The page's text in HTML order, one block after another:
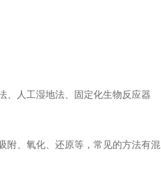
人工湿地法、固定化生物反应器
、氧化、还原等，常见的方法有混